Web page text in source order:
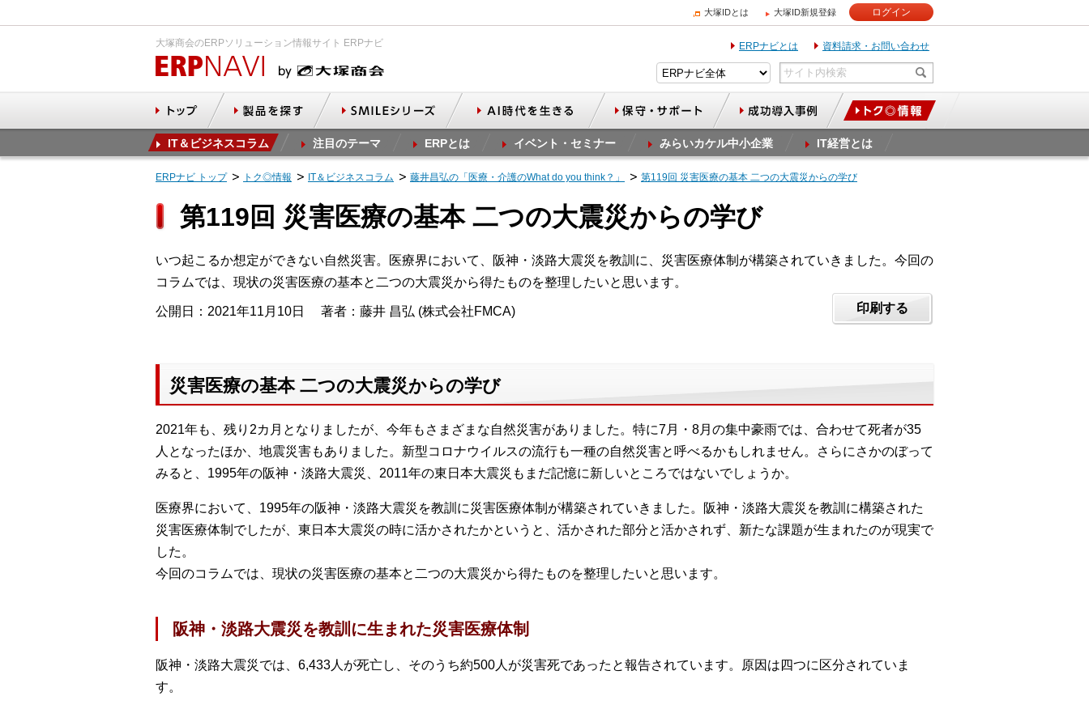
大塚IDとは 大塚ID新規登録 ログイン
大塚商会のERPソリューション情報サイト ERPナビ ERPナビとは 資料請求・お問い合わせ
IT＆ビジネスコラム 注目のテーマ ERPとは イベント・セミナー みらいカケル中小企業 IT経営とは
ERPナビ トップ トク◎情報 IT＆ビジネスコラム 藤井昌弘の「医療・介護のWhat do you think？」 第119回 災害医療の基本 二つの大震災からの学び
第119回 災害医療の基本 二つの大震災からの学び
いつ起こるか想定ができない自然災害。医療界において、阪神・淡路大震災を教訓に、災害医療体制が構築されていきました。今回の
コラムでは、現状の災害医療の基本と二つの大震災から得たものを整理したいと思います。
公開日：2021年11月10日 著者：藤井 昌弘 (株式会社FMCA) 印刷する
災害医療の基本 二つの大震災からの学び
2021年も、残り2カ月となりましたが、今年もさまざまな自然災害がありました。特に7月・8月の集中豪雨では、合わせて死者が35
人となったほか、地震災害もありました。新型コロナウイルスの流行も一種の自然災害と呼べるかもしれません。さらにさかのぼって
みると、1995年の阪神・淡路大震災、2011年の東日本大震災もまだ記憶に新しいところではないでしょうか。
医療界において、1995年の阪神・淡路大震災を教訓に災害医療体制が構築されていきました。阪神・淡路大震災を教訓に構築された
災害医療体制でしたが、東日本大震災の時に活かされたかというと、活かされた部分と活かされず、新たな課題が生まれたのが現実で
した。
今回のコラムでは、現状の災害医療の基本と二つの大震災から得たものを整理したいと思います。
阪神・淡路大震災を教訓に生まれた災害医療体制
阪神・淡路大震災では、6,433人が死亡し、そのうち約500人が災害死であったと報告されています。原因は四つに区分されていま
す。